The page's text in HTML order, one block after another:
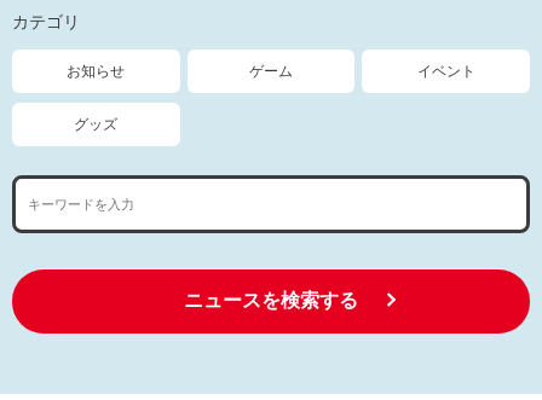
カテゴリ
お知らせ ゲーム イベント
グッズ
ニュースを検索する